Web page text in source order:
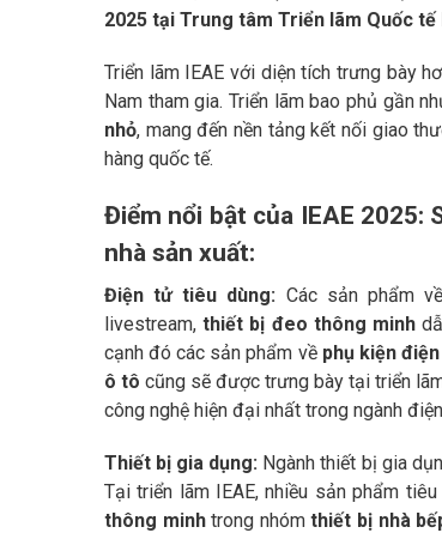
2025 tại Trung tâm Triển lãm Quốc tế
Triển lãm IEAE với diện tích trưng bày
Nam tham gia. Triển lãm bao phủ gần
nhỏ, mang đến nền tảng kết nối giao
hàng quốc tế.
Điểm nổi bật của IEAE 2025:
nhà sản xuất:
Điện tử tiêu dùng: Các sản phẩm
livestream,thiết bị đeo thông minh
cạnh đó các sản phẩm về phụ kiện
ô tô cũng sẽ được trưng bày tại triển
công nghệ hiện đại nhất trong ngành
Thiết bị gia dụng: Ngành thiết bị gia
Tại triển lãm IEAE, nhiều sản phẩm
thông minhtrong nhómthiết bị nhà